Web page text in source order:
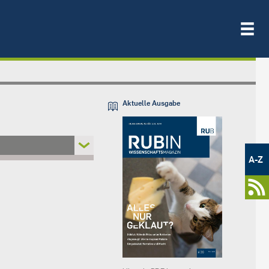
Metamenü
-
Newsportal
A-Z
Aktuelle Ausgabe